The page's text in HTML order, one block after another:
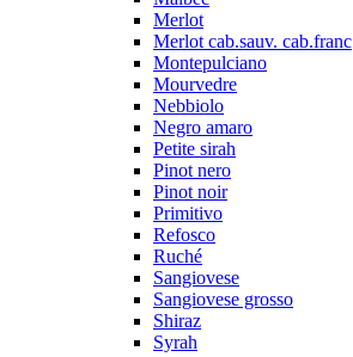
Merlot
Merlot cab.sauv. cab.franc
Montepulciano
Mourvedre
Nebbiolo
Negro amaro
Petite sirah
Pinot nero
Pinot noir
Primitivo
Refosco
Ruché
Sangiovese
Sangiovese grosso
Shiraz
Syrah